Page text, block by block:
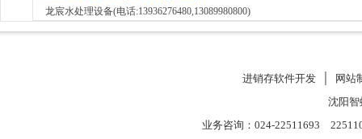
龙宸水处理设备(电话:13936276480,13089980800)
进销存软件开发│
网站
沈阳
业务咨询：024-22511693